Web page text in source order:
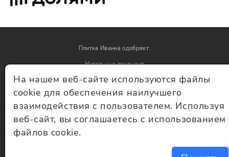
© Плитка Иванна 2026 - плитка и керамогранит
Плитка Иванна одобряет:
Напольные покрытия
Обои
На нашем веб-сайте используются файлы
cookie для обеспечения наилучшего
взаимодействия с пользователем. Используя
веб-сайт, вы соглашаетесь с использованием
файлов cookie.